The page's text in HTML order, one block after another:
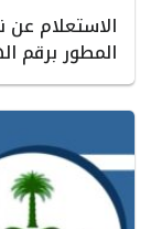
الاستعلام عن
المطور برقم